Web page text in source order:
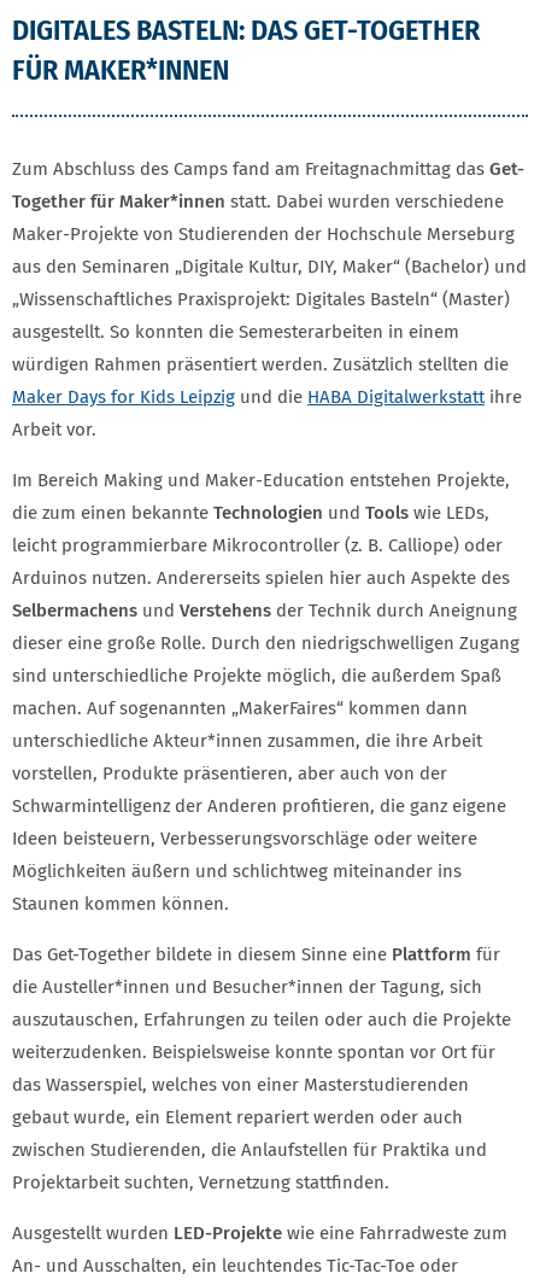
DIGITALES BASTELN: DAS GET-TOGETHER
FÜR MAKER*INNEN
Zum Abschluss des Camps fand am Freitagnachmittag das Get-
Together für Maker*innen statt. Dabei wurden verschiedene
Maker-Projekte von Studierenden der Hochschule Merseburg
aus den Seminaren „Digitale Kultur, DIY, Maker“ (Bachelor) und
„Wissenschaftliches Praxisprojekt: Digitales Basteln“ (Master)
ausgestellt. So konnten die Semesterarbeiten in einem
würdigen Rahmen präsentiert werden. Zusätzlich stellten die
Maker Days for Kids Leipzig und die HABA Digitalwerkstattihre
Arbeit vor.
Im Bereich Making und Maker-Education entstehen Projekte,
die zum einen bekannte Technologien und Tools wie LEDs,
leicht programmierbare Mikrocontroller (z. B. Calliope) oder
Arduinos nutzen. Andererseits spielen hier auch Aspekte des
Selbermachens und Verstehens der Technik durch Aneignung
dieser eine große Rolle. Durch den niedrigschwelligen Zugang
sind unterschiedliche Projekte möglich, die außerdem Spaß
machen. Auf sogenannten „MakerFaires“ kommen dann
unterschiedliche Akteur*innen zusammen, die ihre Arbeit
vorstellen, Produkte präsentieren, aber auch von der
Schwarmintelligenz der Anderen profitieren, die ganz eigene
Ideen beisteuern, Verbesserungsvorschläge oder weitere
Möglichkeiten äußern und schlichtweg miteinander ins
Staunen kommen können.
Das Get-Together bildete in diesem Sinne eine Plattform für
die Austeller*innen und Besucher*innen der Tagung, sich
auszutauschen, Erfahrungen zu teilen oder auch die Projekte
weiterzudenken. Beispielsweise konnte spontan vor Ort für
das Wasserspiel, welches von einer Masterstudierenden
gebaut wurde, ein Element repariert werden oder auch
zwischen Studierenden, die Anlaufstellen für Praktika und
Projektarbeit suchten, Vernetzung stattfinden.
Ausgestellt wurden LED-Projekte wie eine Fahrradweste zum
An- und Ausschalten, ein leuchtendes Tic-Tac-Toe oder